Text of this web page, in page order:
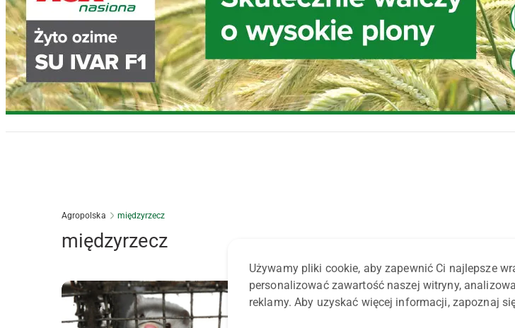
Agropolska międzyrzecz
międzyrzecz
Używamy pliki cookie, aby zapewnić Ci najlepsze
personalizować zawartość naszej witryny,
reklamy. Aby uzyskać więcej informacji, zapoznaj